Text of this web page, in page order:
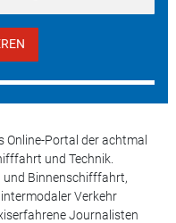
Portal der achtmal
und Technik.
Binnenschifffahrt,
Verkehr
Journalisten